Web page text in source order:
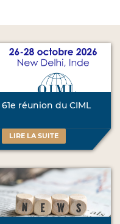
61e réunion du CIML
LIRE LA SUITE